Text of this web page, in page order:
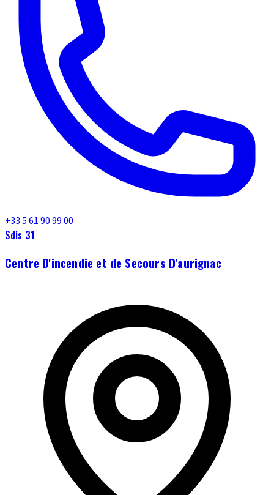
+33 5 61 90 99 00
Sdis 31
Centre D'incendie et de Secours D'aurignac